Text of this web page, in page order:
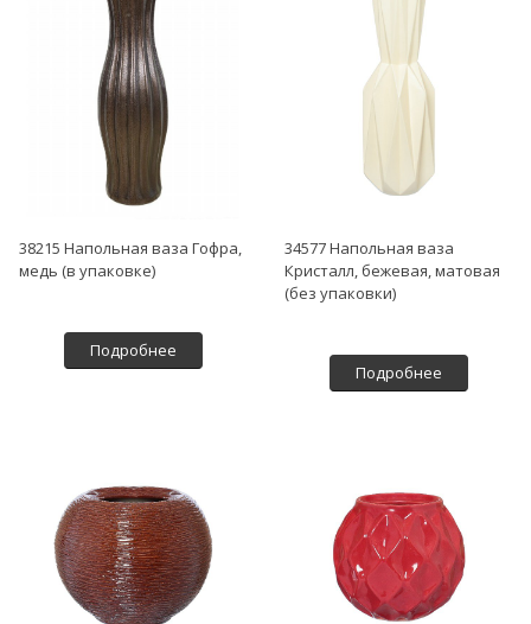
38215 Напольная ваза Гофра,
медь (в упаковке)
Подробнее
34577 Напольная ваза
Кристалл, бежевая, матовая
(без упаковки)
Подробнее